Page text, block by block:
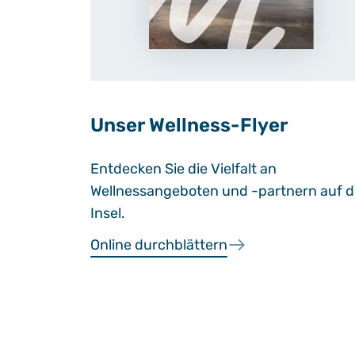
Unser Wellness-Flyer
Entdecken Sie die Vielfalt an
Wellnessangeboten und -partnern auf
Insel.
Online durchblättern